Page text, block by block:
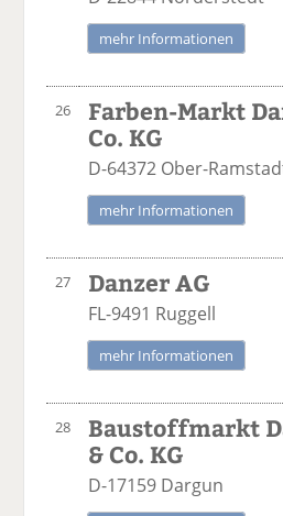
mehr Informationen
26
Farben-Markt
Co. KG
D-64372 Ober-
mehr Informationen
27 Danzer AG
FL-9491 Ruggell
mehr Informationen
28
Baustoffmarkt
& Co. KG
D-17159 Dargun